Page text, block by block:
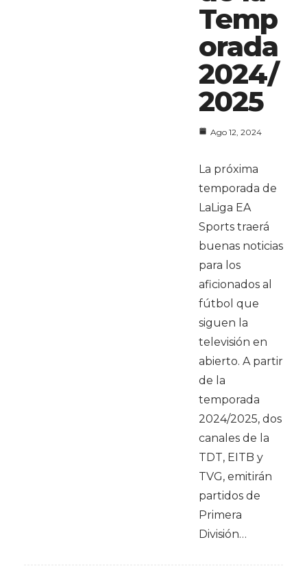
Temp
orada
2024/
2025
Ago 12, 2024
La próxima
temporada de
LaLiga EA
Sports traerá
buenas noticias
para los
aficionados al
fútbol que
siguen la
televisión en
abierto. A partir
de la
temporada
2024/2025, dos
canales de la
TDT, EITB y
TVG, emitirán
partidos de
Primera
División…